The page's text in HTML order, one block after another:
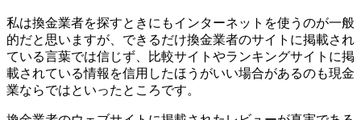
私は換金業者を探すときにもインターネットを使うのが一般
的だと思いますが、できるだけ換金業者のサイトに掲載され
ている言葉では信じず、比較サイトやランキングサイトに掲
載されている情報を信用したほうがいい場合があるのも現金
業ならではといったところです。